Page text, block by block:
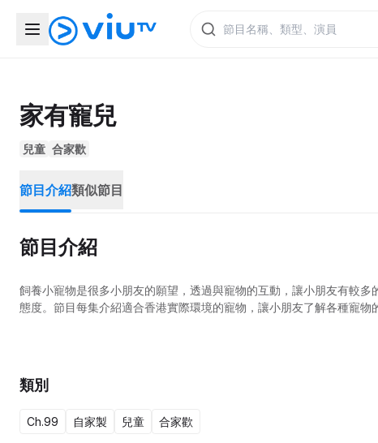
家有寵兒
兒童 合家歡
節目介紹類似節目
節目介紹
飼養小寵物是很多小朋友的願望，透過與寵物的互動，讓小朋友有較
態度。節目每集介紹適合香港實際環境的寵物，讓小朋友了解各種寵物
類別
Ch.99 自家製 兒童 合家歡